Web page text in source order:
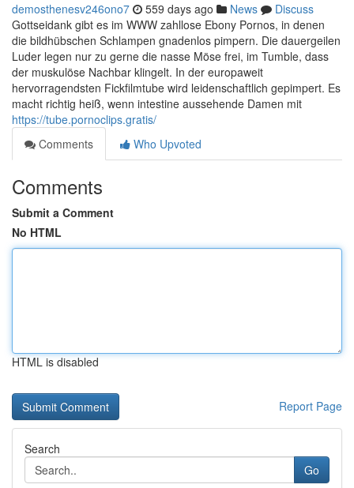
demosthenesv246ono7 559 days ago News
Discuss
Gottseidank gibt es im WWW zahllose Ebony Pornos, in denen
die bildhübschen Schlampen gnadenlos pimpern. Die dauergeilen
Luder legen nur zu gerne die nasse Möse frei, im Tumble, dass
der muskulöse Nachbar klingelt. In der europaweit
hervorragendsten Fickfilmtube wird leidenschaftlich gepimpert. Es
macht richtig heiß, wenn intestine aussehende Damen mit
https://tube.pornoclips.gratis/
Comments
Who Upvoted
Comments
Submit a Comment
No HTML
HTML is disabled
Report Page
Search
Go